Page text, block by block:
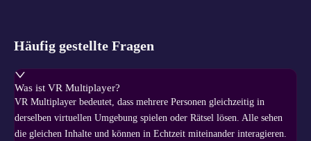
Häufig gestellte Fragen
Was ist VR Multiplayer?
VR Multiplayer bedeutet, dass mehrere Personen gleichzeitig in
derselben virtuellen Umgebung spielen oder Rätsel lösen. Alle sehen
die gleichen Inhalte und können in Echtzeit miteinander interagieren.